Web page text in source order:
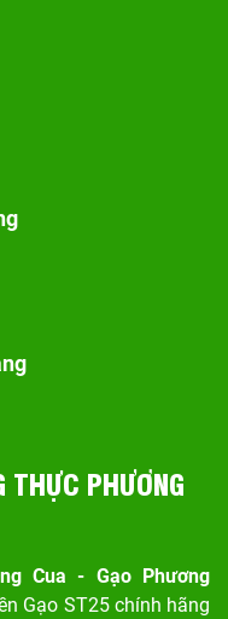
THỰC PHƯƠNG
Cua - Gạo Phương
Gạo ST25 chính hãng